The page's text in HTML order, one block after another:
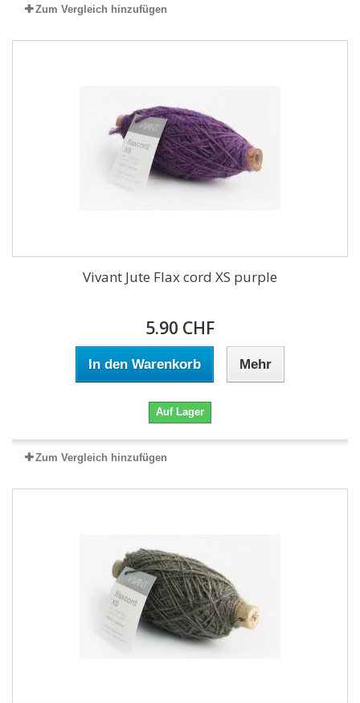
Zum Vergleich hinzufügen
Vivant Jute Flax cord XS purple
5.90 CHF
In den Warenkorb Mehr
Auf Lager
Zum Vergleich hinzufügen